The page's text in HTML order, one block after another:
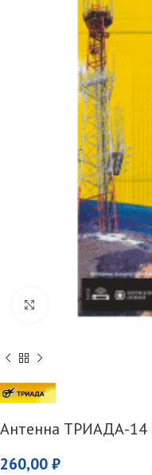
Увеличить
Антенна ТРИАДА-14
260,00 ₽